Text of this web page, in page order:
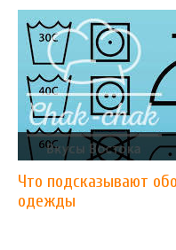
Что подсказывают
одежды